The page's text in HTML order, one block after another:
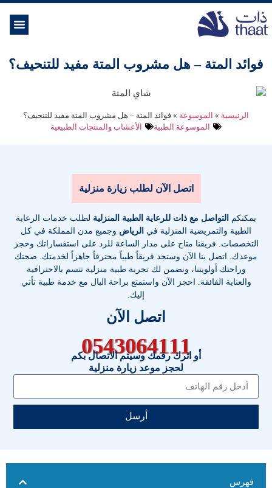
فوائد المتة – هل مشروب المتة مفيد للتنحيف؟
الرئيسية » الموسوعة » فوائد المتة – هل مشروب المتة مفيد للتنحيف؟
الموسوعة الطبية
الأعشاب والمنتجات الطبيعية
اتصل الآن لطلب زيارة منزلية
يمكنكم التواصل مع ذات للرعاية الطبية المنزلية لطلب خدمات الرعاية
الطبية والتمريضية المنزلية في الرياض وجميع مدن المملكة في كل
التخصصات . فريقنا متاح على مدار الساعة للرد على استفساراتك وحجز
موعدك. اتصل بنا الآن وستجد فريقاً طبياً محترفاً جاهزاً لخدمتك. صحتك
وراحتك أولويتنا، ونضمن لك تجربة طبية منزلية تتسم بالاحترافية
والعناية الفائقة. احجز الآن واستمتع براحة البال مع خدمة طبية تأتي
إليك.
اتصل الآن
0543064111
أو اترك رقمك وسيتم الاتصال بكم
لحجز موعد زيارة منزلية
أرسل
فهرس